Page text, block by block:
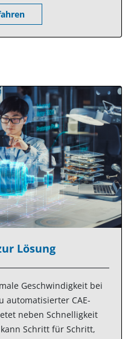
Lösung
Geschwindigkeit bei
automatisierter CAE-
neben Schnelligkeit
Schritt für Schritt,